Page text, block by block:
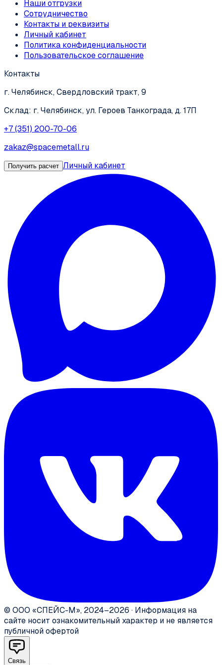
Наши отгрузки
Сотрудничество
Контакты и реквизиты
Личный кабинет
Политика конфиденциальности
Пользовательское соглашение
Контакты
г. Челябинск, Свердловский тракт, 9
Склад: г. Челябинск, ул. Героев Танкограда, д. 17П
+7 (351) 200-70-06
zakaz@spacemetall.ru
Получить расчет Личный кабинет
© ООО «СПЕЙС-М», 2024–2026 · Информация на
сайте носит ознакомительный характер и не является
публичной офертой
Связь